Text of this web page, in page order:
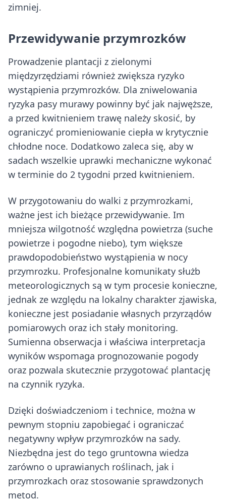
zimniej.
Przewidywanie przymrozków
Prowadzenie plantacji z zielonymi
międzyrzędziami również zwiększa ryzyko
wystąpienia przymrozków. Dla zniwelowania
ryzyka pasy murawy powinny być jak najwęższe,
a przed kwitnieniem trawę należy skosić, by
ograniczyć promieniowanie ciepła w krytycznie
chłodne noce. Dodatkowo zaleca się, aby w
sadach wszelkie uprawki mechaniczne wykonać
w terminie do 2 tygodni przed kwitnieniem.
W przygotowaniu do walki z przymrozkami,
ważne jest ich bieżące przewidywanie. Im
mniejsza wilgotność względna powietrza (suche
powietrze i pogodne niebo), tym większe
prawdopodobieństwo wystąpienia w nocy
przymrozku. Profesjonalne komunikaty służb
meteorologicznych są w tym procesie konieczne,
jednak ze względu na lokalny charakter zjawiska,
konieczne jest posiadanie własnych przyrządów
pomiarowych oraz ich stały monitoring.
Sumienna obserwacja i właściwa interpretacja
wyników wspomaga prognozowanie pogody
oraz pozwala skutecznie przygotować plantację
na czynnik ryzyka.
Dzięki doświadczeniom i technice, można w
pewnym stopniu zapobiegać i ograniczać
negatywny wpływ przymrozków na sady.
Niezbędna jest do tego gruntowna wiedza
zarówno o uprawianych roślinach, jak i
przymrozkach oraz stosowanie sprawdzonych
metod.